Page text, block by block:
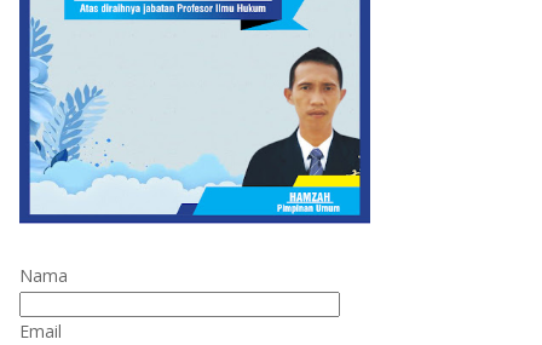
Nama
Email